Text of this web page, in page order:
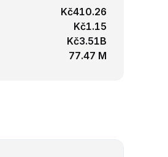
Kč410.26
Kč1.15
Kč3.51B
77.47 M